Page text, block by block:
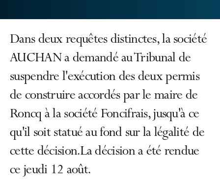
Dans deux requêtes distinctes, la société
AUCHAN a demandé au Tribunal de
suspendre l'exécution des deux permis
de construire accordés par le maire de
Roncq à la société Foncifrais, jusqu'à ce
qu'il soit statué au fond sur la légalité de
cette décision.La décision a été rendue
ce jeudi 12 août.